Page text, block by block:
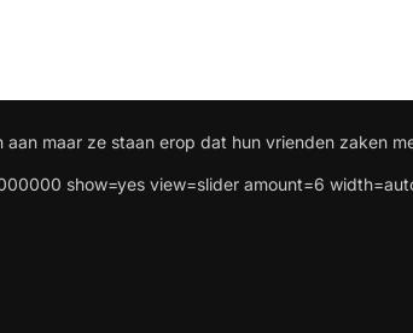
maar ze staan erop dat hun vrienden zaken
show=yes view=slider amount=6